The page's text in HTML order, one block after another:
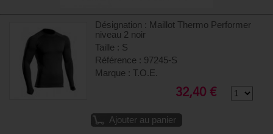
Désignation : Maillot Thermo Performer
niveau 2 noir
Taille : S
Référence : 97245-S
Marque : T.O.E.
32,40 €
Ajouter au panier